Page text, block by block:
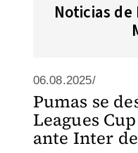
Noticias
06.08.2025/
Pumas se
Leagues
ante Inter